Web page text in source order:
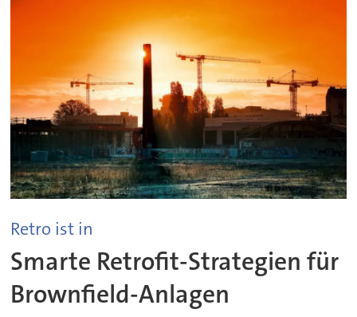
Retro ist in
Smarte Retrofit-Strategien für
Brownfield-Anlagen